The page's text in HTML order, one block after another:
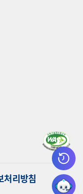
처리방침